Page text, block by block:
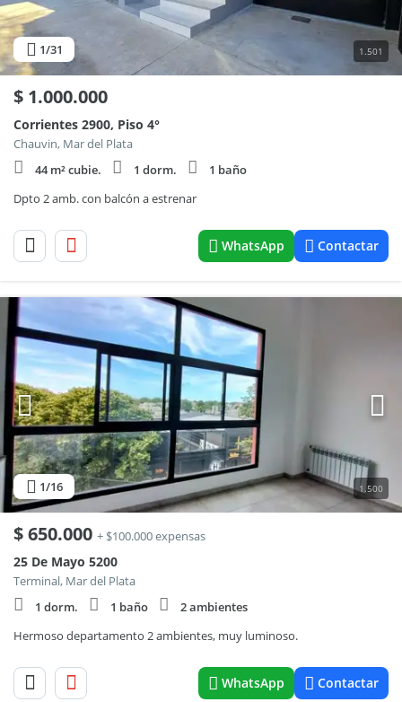
1/31 1.501
$ 1.000.000
Corrientes 2900, Piso 4°
Chauvin, Mar del Plata
44 m² cubie.
1 dorm.
1 baño
Dpto 2 amb. con balcón a estrenar
WhatsApp Contactar
1/16 1.500
$650.000 + $100.000 expensas
25 De Mayo 5200
Terminal, Mar del Plata
1 dorm.
1 baño
2 ambientes
Hermoso departamento 2 ambientes, muy luminoso.
WhatsApp Contactar